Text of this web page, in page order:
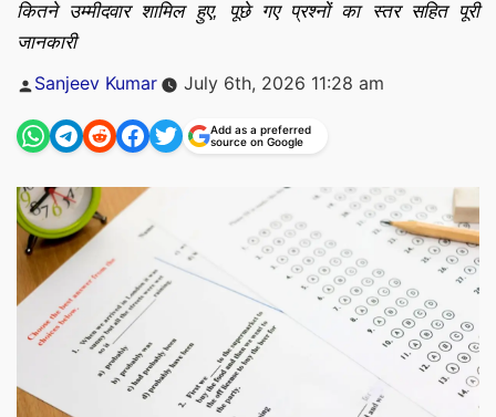
कितने उम्मीदवार शामिल हुए, पूछे गए प्रश्नों का स्तर सहित पूरी
जानकारी
Posted
Sanjeev Kumar July 6th, 2026 11:28 am
Add as a preferred
source on Google